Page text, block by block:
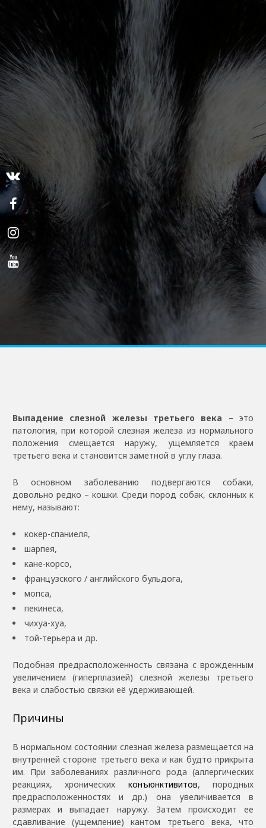
+7 (495) 642-36-47
vet-oculus@yandex.ru
Выпадение слезной железы третьего века – это
патология, при которой слезная железа из нормального
положения смещается наружу, ущемляется краем
третьего века и становится заметной в углу глаза.
В основном заболеванию подвергаются собаки,
довольно редко – кошки. Среди пород собак, склонных к
нему, называют:
кокер-спаниеля,
шарпея,
кане-корсо,
французского / английского бульдога,
мопса,
пекинеса,
чихуа-хуа,
той-терьера и др.
Подобная предрасположенность связана с врожденным
увеличением (гиперплазией) слезной железы третьего
века и слабостью связки её удерживающей.
Причины
В нормальном состоянии слезная железа размещается на
внутренней стороне третьего века и как будто прикрыта
им. При заболеваниях различного рода (аллергических
реакциях, хронических конъюнктивитов, породных
предрасположенностях и др.) она увеличивается в
размерах и выпадает наружу. Затем происходит ее
сдавливание (ущемление) кантом третьего века, что